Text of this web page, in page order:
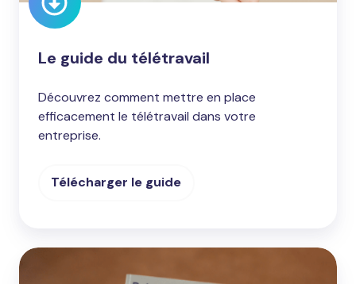
Le guide du télétravail
Découvrez comment mettre en place
efficacement le télétravail dans votre
entreprise.
Télécharger le guide
QVT